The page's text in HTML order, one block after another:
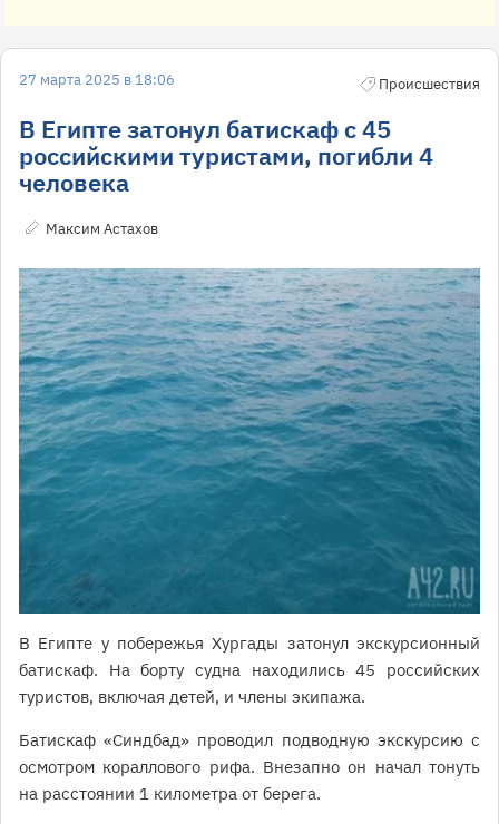
27 марта 2025 в 18:06 Происшествия
В Египте затонул батискаф с 45
российскими туристами, погибли 4
человека
Максим Астахов
В Египте у побережья Хургады затонул экскурсионный
батискаф. На борту судна находились 45 российских
туристов, включая детей, и члены экипажа.
Батискаф «Синдбад» проводил подводную экскурсию с
осмотром кораллового рифа. Внезапно он начал тонуть
на расстоянии 1 километра от берега.